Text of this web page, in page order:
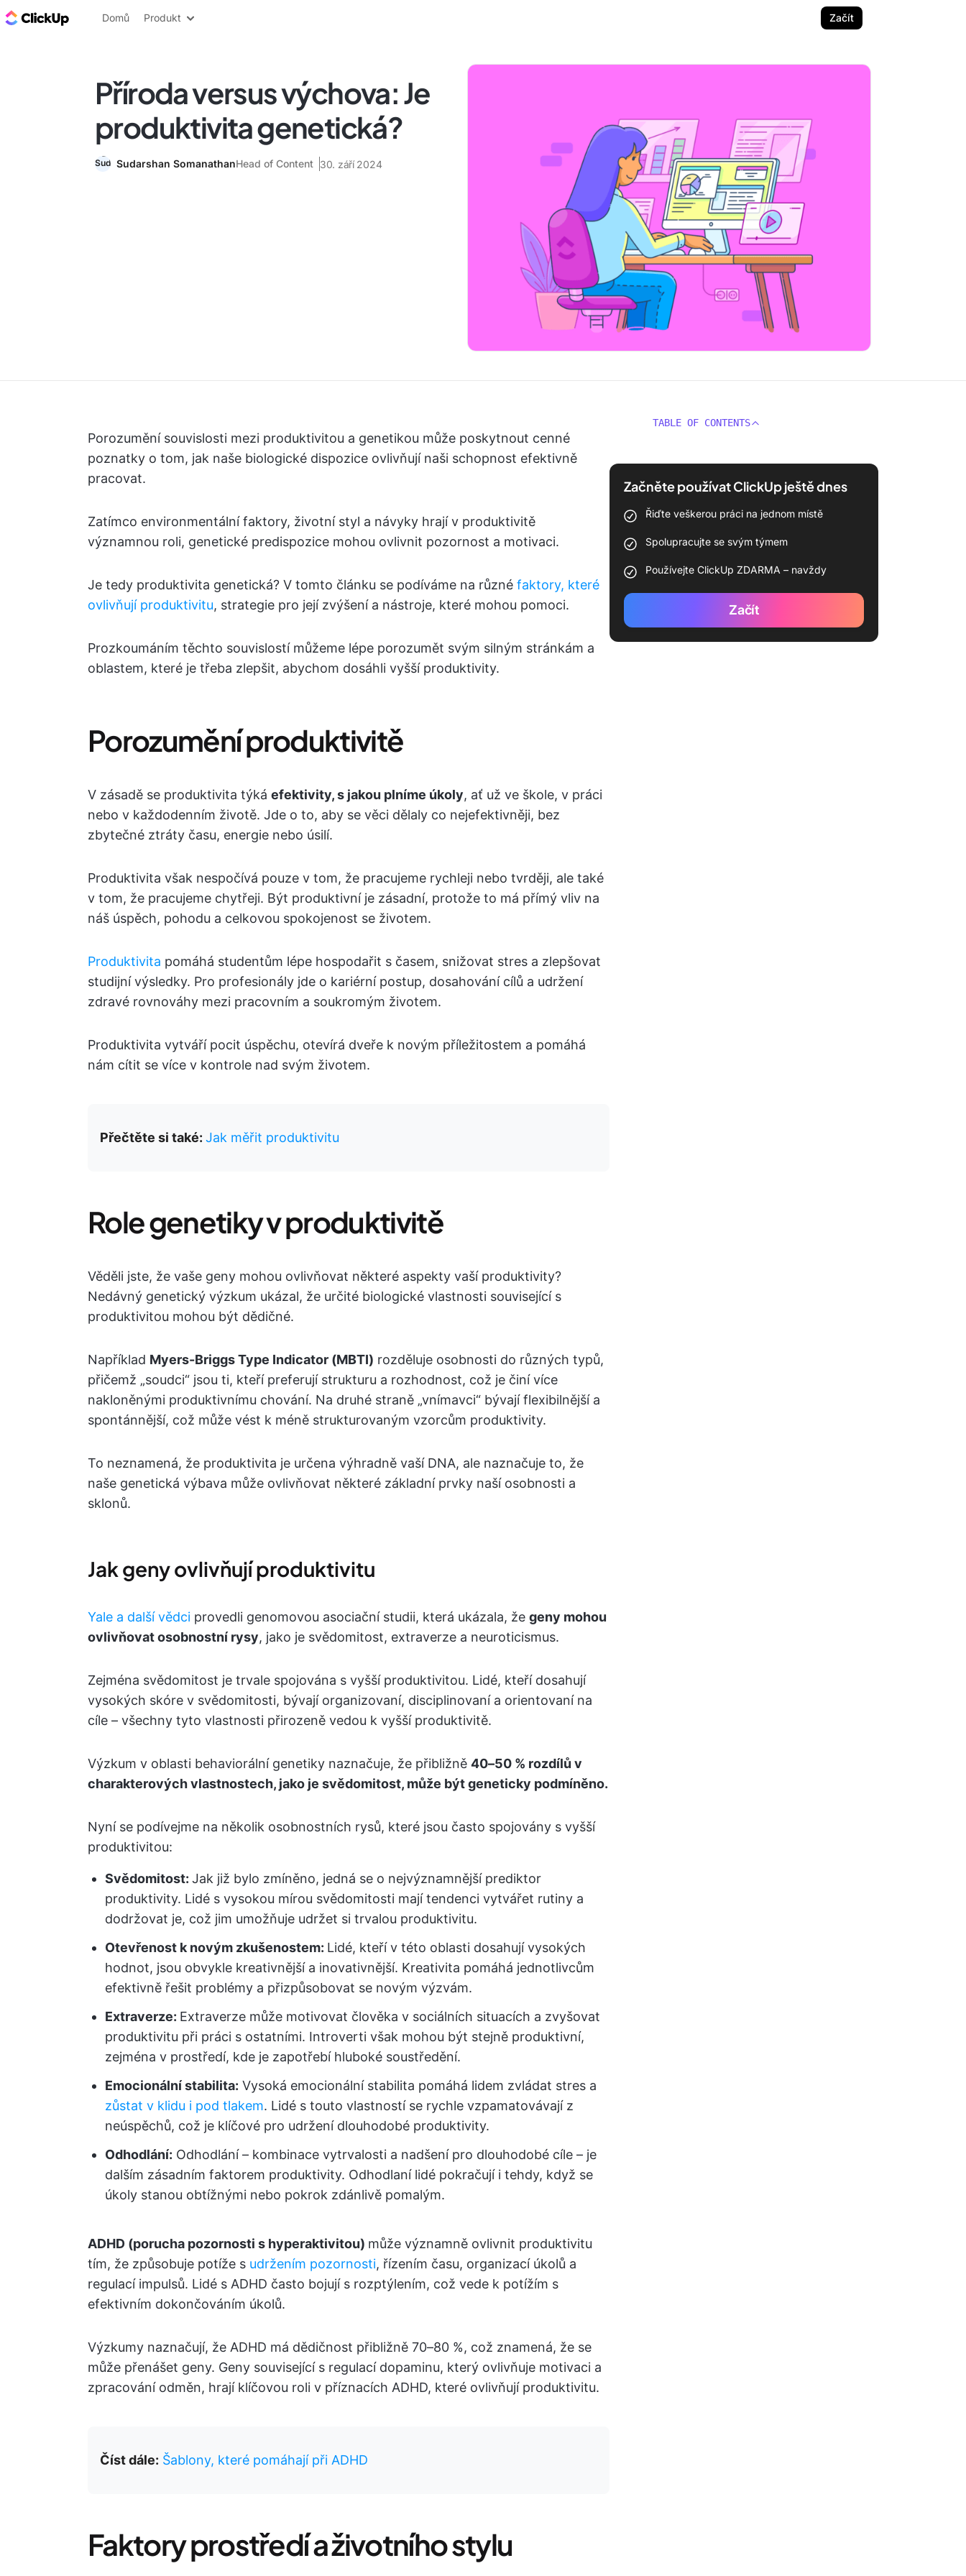
ClickUp blog
Domů Produkt Začít
Příroda versus výchova: Je
produktivita genetická?
Sudarshan SomanathanHead of Content 30. září 2024
Porozumění souvislosti mezi produktivitou a genetikou může poskytnout cenné
poznatky o tom, jak naše biologické dispozice ovlivňují naši schopnost efektivně
pracovat.
Zatímco environmentální faktory, životní styl a návyky hrají v produktivitě
významnou roli, genetické predispozice mohou ovlivnit pozornost a motivaci.
Je tedy produktivita genetická? V tomto článku se podíváme na různé faktory, které
ovlivňují produktivitu, strategie pro její zvýšení a nástroje, které mohou pomoci.
Prozkoumáním těchto souvislostí můžeme lépe porozumět svým silným stránkám a
oblastem, které je třeba zlepšit, abychom dosáhli vyšší produktivity.
Porozumění produktivitě
V zásadě se produktivita týká efektivity, s jakou plníme úkoly, ať už ve škole, v práci
nebo v každodenním životě. Jde o to, aby se věci dělaly co nejefektivněji, bez
zbytečné ztráty času, energie nebo úsilí.
Produktivita však nespočívá pouze v tom, že pracujeme rychleji nebo tvrději, ale také
v tom, že pracujeme chytřeji. Být produktivní je zásadní, protože to má přímý vliv na
náš úspěch, pohodu a celkovou spokojenost se životem.
Produktivita pomáhá studentům lépe hospodařit s časem, snižovat stres a zlepšovat
studijní výsledky. Pro profesionály jde o kariérní postup, dosahování cílů a udržení
zdravé rovnováhy mezi pracovním a soukromým životem.
Produktivita vytváří pocit úspěchu, otevírá dveře k novým příležitostem a pomáhá
nám cítit se více v kontrole nad svým životem.
Přečtěte si také: Jak měřit produktivitu
Role genetiky v produktivitě
Věděli jste, že vaše geny mohou ovlivňovat některé aspekty vaší produktivity?
Nedávný genetický výzkum ukázal, že určité biologické vlastnosti související s
produktivitou mohou být dědičné.
Například Myers-Briggs Type Indicator (MBTI) rozděluje osobnosti do různých typů,
přičemž „soudci“ jsou ti, kteří preferují strukturu a rozhodnost, což je činí více
nakloněnými produktivnímu chování. Na druhé straně „vnímavci“ bývají flexibilnější a
spontánnější, což může vést k méně strukturovaným vzorcům produktivity.
To neznamená, že produktivita je určena výhradně vaší DNA, ale naznačuje to, že
naše genetická výbava může ovlivňovat některé základní prvky naší osobnosti a
sklonů.
Jak geny ovlivňují produktivitu
Yale a další vědci provedli genomovou asociační studii, která ukázala, že geny mohou
ovlivňovat osobnostní rysy, jako je svědomitost, extraverze a neuroticismus.
Zejména svědomitost je trvale spojována s vyšší produktivitou. Lidé, kteří dosahují
vysokých skóre v svědomitosti, bývají organizovaní, disciplinovaní a orientovaní na
cíle – všechny tyto vlastnosti přirozeně vedou k vyšší produktivitě.
Výzkum v oblasti behaviorální genetiky naznačuje, že přibližně 40–50 % rozdílů v
charakterových vlastnostech, jako je svědomitost, může být geneticky podmíněno.
Nyní se podívejme na několik osobnostních rysů, které jsou často spojovány s vyšší
produktivitou:
Svědomitost: Jak již bylo zmíněno, jedná se o nejvýznamnější prediktor
produktivity. Lidé s vysokou mírou svědomitosti mají tendenci vytvářet rutiny a
dodržovat je, což jim umožňuje udržet si trvalou produktivitu.
Otevřenost k novým zkušenostem: Lidé, kteří v této oblasti dosahují vysokých
hodnot, jsou obvykle kreativnější a inovativnější. Kreativita pomáhá jednotlivcům
efektivně řešit problémy a přizpůsobovat se novým výzvám.
Extraverze: Extraverze může motivovat člověka v sociálních situacích a zvyšovat
produktivitu při práci s ostatními. Introverti však mohou být stejně produktivní,
zejména v prostředí, kde je zapotřebí hluboké soustředění.
Emocionální stabilita: Vysoká emocionální stabilita pomáhá lidem zvládat stres a
zůstat v klidu i pod tlakem. Lidé s touto vlastností se rychle vzpamatovávají z
neúspěchů, což je klíčové pro udržení dlouhodobé produktivity.
Odhodlání: Odhodlání – kombinace vytrvalosti a nadšení pro dlouhodobé cíle – je
dalším zásadním faktorem produktivity. Odhodlaní lidé pokračují i tehdy, když se
úkoly stanou obtížnými nebo pokrok zdánlivě pomalým.
ADHD (porucha pozornosti s hyperaktivitou) může významně ovlivnit produktivitu
tím, že způsobuje potíže s udržením pozornosti, řízením času, organizací úkolů a
regulací impulsů. Lidé s ADHD často bojují s rozptýlením, což vede k potížím s
efektivním dokončováním úkolů.
Výzkumy naznačují, že ADHD má dědičnost přibližně 70–80 %, což znamená, že se
může přenášet geny. Geny související s regulací dopaminu, který ovlivňuje motivaci a
zpracování odměn, hrají klíčovou roli v příznacích ADHD, které ovlivňují produktivitu.
Číst dále: Šablony, které pomáhají při ADHD
Faktory prostředí a životního stylu
TABLE OF CONTENTS
Začněte používat ClickUp ještě dnes
Řiďte veškerou práci na jednom místě
Spolupracujte se svým týmem
Používejte ClickUp ZDARMA – navždy
Začít